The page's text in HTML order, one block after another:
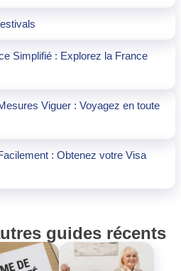
Simplifié : Explorez la France
Viguer : Voyagez en toute
: Obtenez votre Visa
guides récents